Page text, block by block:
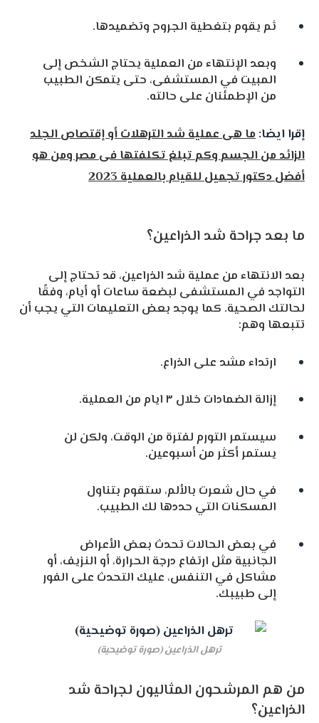
ثم يقوم بتغطية الجروح وتضميدها.
وبعد الإنتهاء من العملية يحتاج الشخص إلى
المبيت في المستشفى، حتى يتمكن الطبيب
من الإطمئنان على حالته.
إقرا ايضا:ما هى عملية شد الترهلات أو إقتصاص الجلد
الزائد من الجسم وكم تبلغ تكلفتها فى مصر ومن هو
أفضل دكتور تجميل للقيام بالعملية 2023
ما بعد جراحة شد الذراعين؟
بعد الانتهاء من عملية شد الذراعين، قد تحتاج إلى
التواجد في المستشفى لبضعة ساعات أو أيام، وفقًا
لحالتك الصحية. كما يوجد بعض التعليمات التي يجب أن
تتبعها وهم:
ارتداء مشد على الذراع.
إزالة الضمادات خلال ٣ ايام من العملية.
سيستمر التورم لفترة من الوقت، ولكن لن
يستمر أكثر من أسبوعين.
في حال شعرت بالألم، ستقوم بتناول
المسكنات التي حددها لك الطبيب.
في بعض الحالات تحدث بعض الأعراض
الجانبية مثل ارتفاع درجة الحرارة، أو النزيف، أو
مشاكل في التنفس، عليك التحدث على الفور
إلى طبيبك.
ترهل الذراعين (صورة توضيحية)
من هم المرشحون المثاليون لجراحة شد
الذراعين؟